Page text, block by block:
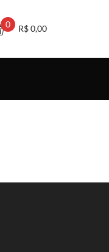
0 R$0,00